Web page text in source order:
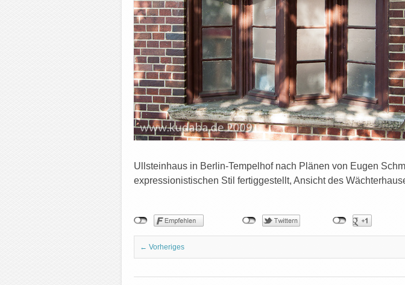
Ullsteinhaus in Berlin-Tempelhof nach Plänen von Eugen
expressionistischen Stil fertiggestellt, Ansicht des
← Vorheriges